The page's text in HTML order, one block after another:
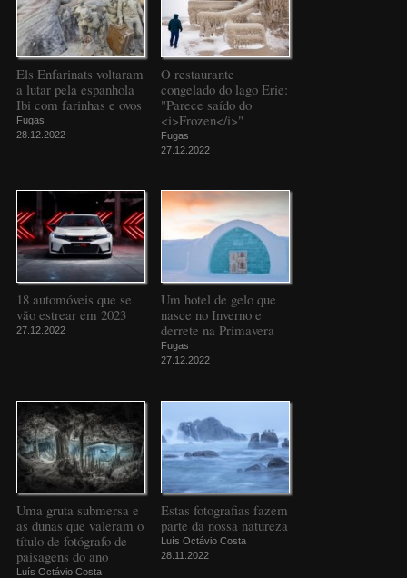
Els Enfarinats voltaram
a lutar pela espanhola
Ibi com farinhas e ovos
Fugas
28.12.2022
O restaurante
congelado do lago Erie:
"Parece saído do
<i>Frozen</i>"
Fugas
27.12.2022
18 automóveis que se
vão estrear em 2023
27.12.2022
Um hotel de gelo que
nasce no Inverno e
derrete na Primavera
Fugas
27.12.2022
Uma gruta submersa e
as dunas que valeram o
título de fotógrafo de
paisagens do ano
Luís Octávio Costa
Estas fotografias fazem
parte da nossa natureza
Luís Octávio Costa
28.11.2022